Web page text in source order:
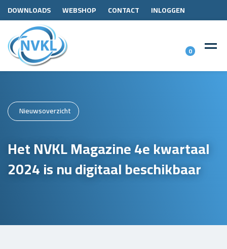
DOWNLOADS WEBSHOP CONTACT INLOGGEN
0
Nieuwsoverzicht
Het NVKL Magazine 4e kwartaal
2024 is nu digitaal beschikbaar